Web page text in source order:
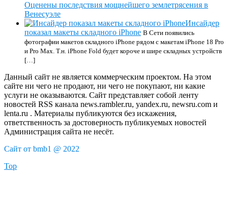
Оценены последствия мощнейшего землетрясения в
Венесуэле
Инсайдер
показал макеты складного iPhone В Сети появились
фотографии макетов складного iPhone рядом с макетам iPhone 18 Pro‌
и ‌Pro‌ Max. Т.н. iPhone Fold будет короче и шире складных устройств
[…]
Данный сайт не является коммерческим проектом. На этом
сайте ни чего не продают, ни чего не покупают, ни какие
услуги не оказываются. Сайт представляет собой ленту
новостей RSS канала news.rambler.ru, yandex.ru, newsru.com и
lenta.ru . Материалы публикуются без искажения,
ответственность за достоверность публикуемых новостей
Администрация сайта не несёт.
Сайт от bmb1 @ 2022
Top